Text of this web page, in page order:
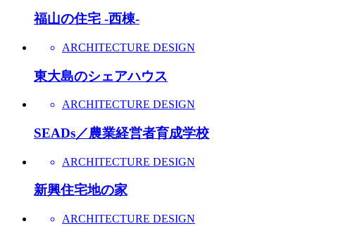
福山の住宅 -西棟-
ARCHITECTURE DESIGN
東大島のシェアハウス
ARCHITECTURE DESIGN
SEADs／農業経営者育成学校
ARCHITECTURE DESIGN
新興住宅地の家
ARCHITECTURE DESIGN